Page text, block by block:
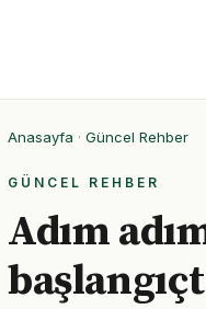
Anasayfa · Güncel Rehber
GÜNCEL REHBER
Adım